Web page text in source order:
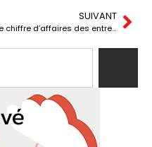
SUIVANT
Le chiffre d’affaires des entreprises numériques augmente de 11%, mais la création d’emploi ralentit au rythme le plus bas depuis trois ans